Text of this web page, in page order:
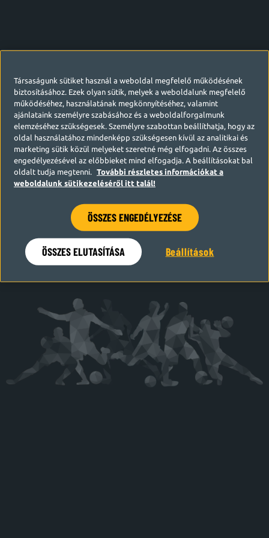
Hamarosan visszatérünk
Társaságunk sütiket használ a weboldal megfelelő működésének
biztosításához. Ezek olyan sütik, melyek a weboldalunk megfelelő
működéséhez, használatának megkönnyítéséhez, valamint
ajánlataink személyre szabásához és a weboldalforgalmunk
elemzéséhez szükségesek. Személyre szabottan beállíthatja, hogy az
oldal használatához mindenképp szükségesen kívül az analitikai és
marketing sütik közül melyeket szeretné még elfogadni. Az összes
engedélyezésével az előbbieket mind elfogadja. A beállításokat bal
oldalt tudja megtenni.
További részletes információkat a
weboldalunk sütikezeléséről itt talál!
ÖSSZES ENGEDÉLYEZÉSE
ÖSSZES ELUTASÍTÁSA Beállítások